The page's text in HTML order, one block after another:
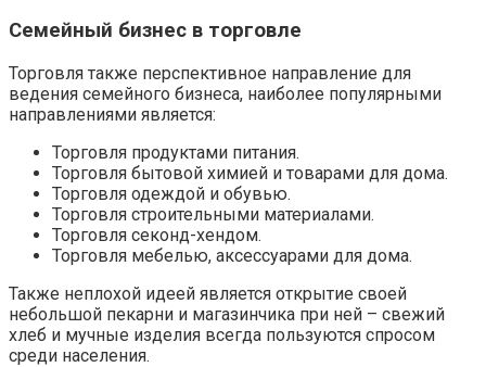
Семейный бизнес в торговле
Торговля также перспективное направление для
ведения семейного бизнеса, наиболее популярными
направлениями является:
Торговля продуктами питания.
Торговля бытовой химией и товарами для дома.
Торговля одеждой и обувью.
Торговля строительными материалами.
Торговля секонд-хендом.
Торговля мебелью, аксессуарами для дома.
Также неплохой идеей является открытие своей
небольшой пекарни и магазинчика при ней – свежий
хлеб и мучные изделия всегда пользуются спросом
среди населения.